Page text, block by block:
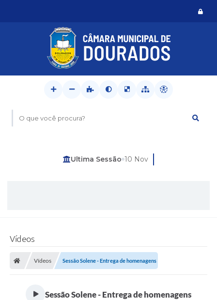
O que você procura?
Última Sessão 10 Nov
Vídeos
Vídeos Sessão Solene - Entrega de homenagens
Sessão Solene - Entrega de homenagens